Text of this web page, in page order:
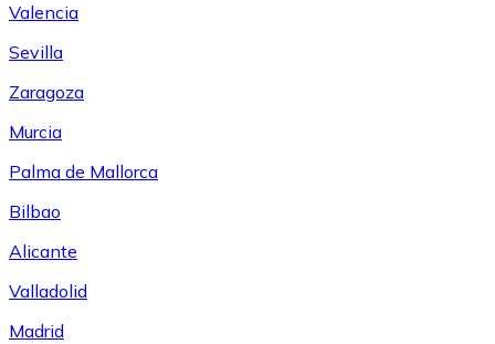
Valencia
Sevilla
Zaragoza
Murcia
Palma de Mallorca
Bilbao
Alicante
Valladolid
Madrid